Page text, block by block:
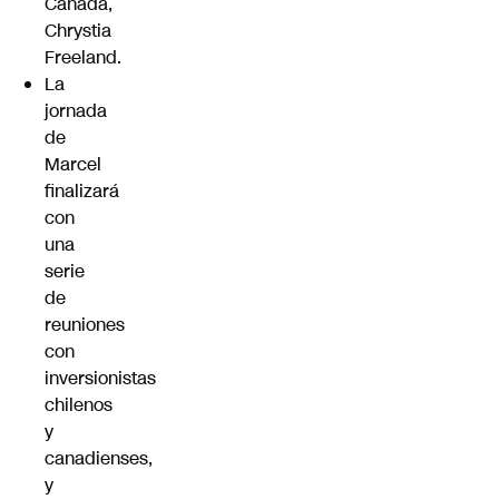
Chrystia
Freeland.
La
jornada
de
Marcel
finalizará
con
una
serie
de
reuniones
con
inversionistas
chilenos
y
canadienses,
y